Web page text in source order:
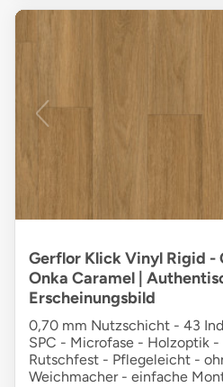
Gerflor Klick Vinyl Rigid -
Onka Caramel |
Erscheinungsbild
0,70 mm Nutzschicht - 43
SPC - Microfase - Holzoptik -
Rutschfest - Pflegeleicht -
Weichmacher - einfache